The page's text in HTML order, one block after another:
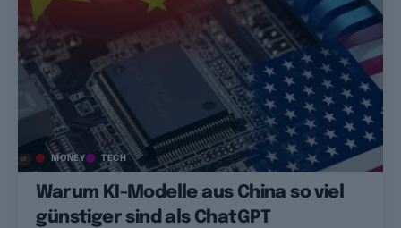
MONEY TECH
Warum KI-Modelle aus China so viel
günstiger sind als ChatGPT